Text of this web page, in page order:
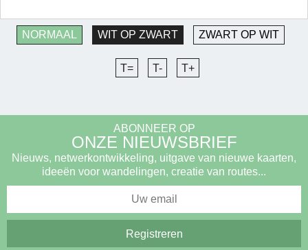
NORMAAL WIT OP ZWART ZWART OP WIT
T= T- T+
ABONNEER OP
ONZE NIEUWSBRIEF
Nieuws, netwerkontwikkeling, uitgave van nieuwe kaarten,
ideeën voor wandelingen, creatie van routes...